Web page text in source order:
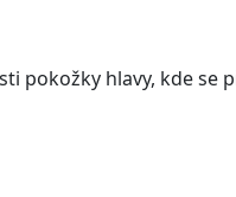
pokožky hlavy, kde se